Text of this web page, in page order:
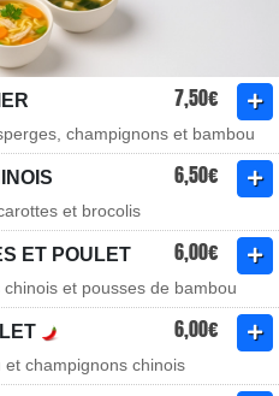
7,50€
champignons et bambou
6,50€
et brocolis
ET POULET 6,00€
et pousses de bambou
6,00€
champignons chinois